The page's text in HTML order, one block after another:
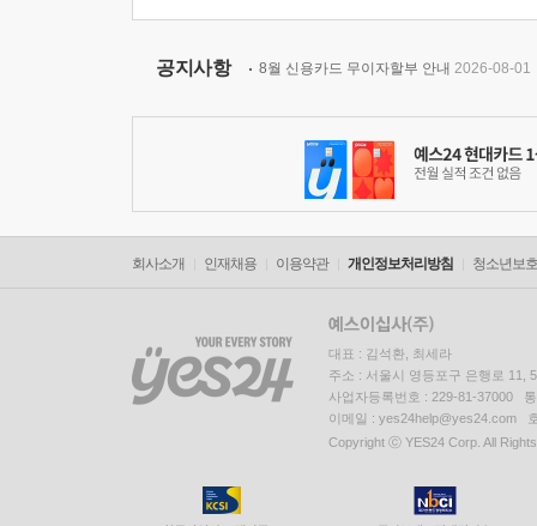
공지사항 8월 신용카드 무이자할부 안내 2026-08-01
회사소개 인재채용 이용약관 개인정보처리방침 청소년보
대표 : 김석환, 최세라
주소 : 서울시 영등포구 은행로 11,
사업자등록번호 : 229-81-37000
이메일 : yes24help@yes24.com
Copyright ⓒ YES24 Corp. All